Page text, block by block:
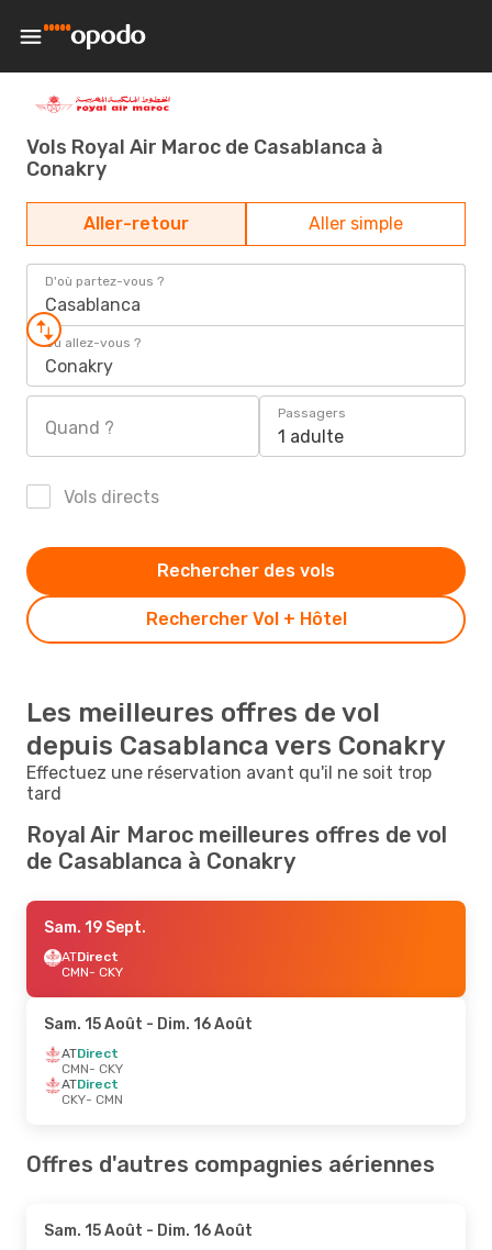
Vols Royal Air Maroc de Casablanca à
Conakry
Aller-retour Aller simple
D'où partez-vous ?
Casablanca
Où allez-vous ?
Conakry
Quand ?
Passagers
1 adulte
Vols directs
Rechercher Vol + Hôtel
Rechercher des vols
Les meilleures offres de vol
depuis Casablanca vers Conakry
Effectuez une réservation avant qu'il ne soit trop
tard
Royal Air Maroc meilleures offres de vol
de Casablanca à Conakry
Sam. 19 Sept.
ATDirect
CMN- CKY
Sam. 15 Août - Dim. 16 Août
ATDirect
CMN- CKY
ATDirect
CKY- CMN
Offres d'autres compagnies aériennes
Sam. 15 Août - Dim. 16 Août